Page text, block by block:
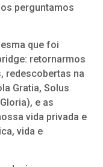
perguntamos
que foi
retornarmos
redescobertas na
Gratia, Solus
e as
vida privada e
vida e